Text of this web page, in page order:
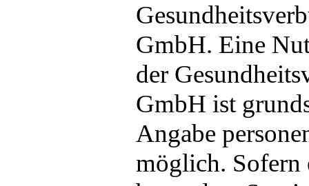
GmbH. Eine
der
GmbH ist
Angabe
möglich. Sofern